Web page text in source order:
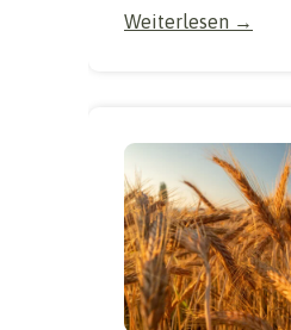
Weiterlesen →